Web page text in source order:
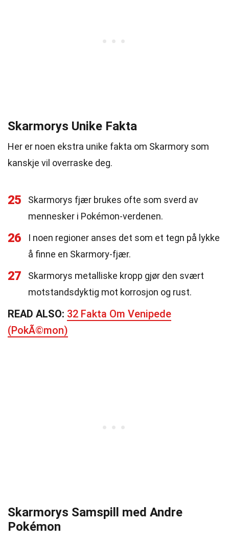
Skarmorys Unike Fakta
Her er noen ekstra unike fakta om Skarmory som
kanskje vil overraske deg.
25
Skarmorys fjær brukes ofte som sverd av
mennesker i Pokémon-verdenen.
26
I noen regioner anses det som et tegn på lykke
å finne en Skarmory-fjær.
27
Skarmorys metalliske kropp gjør den svært
motstandsdyktig mot korrosjon og rust.
READ ALSO: 32 Fakta Om Venipede
(PokÃ©mon)
Skarmorys Samspill med Andre
Pokémon